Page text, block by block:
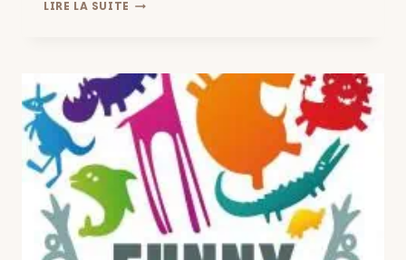
LIRE LA SUITE
D’EXPOSITION
AVEC
« LA
FABRIQUE
DES
POSSIBLES »
JUSQU’AU
26
MAI